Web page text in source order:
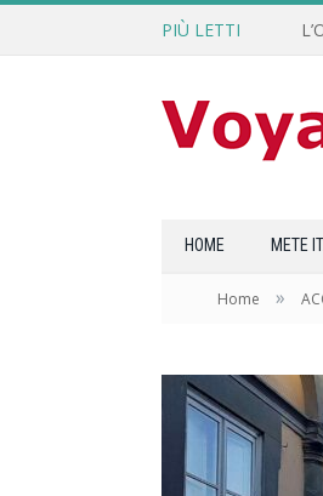
PIÙ LETTI
HOME METE
Home »